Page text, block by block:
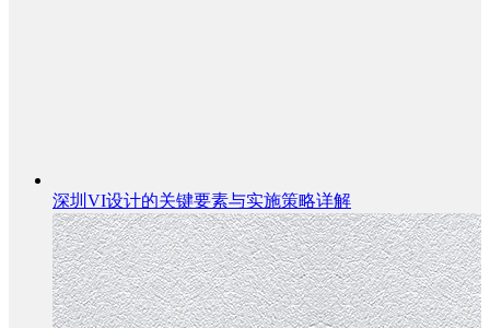
深圳VI设计的关键要素与实施策略详解